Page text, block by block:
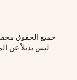
جميع الحقوق